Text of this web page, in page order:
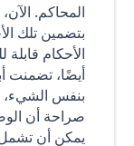
المحاكم.
بتضمين تلك
الأحكام قابلة
أيضًا، تضمنت
بنفس
صراحة أن
يمكن أن تشمل